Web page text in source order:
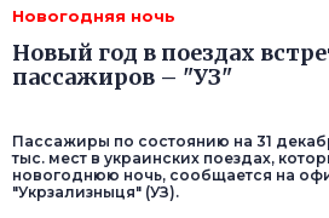
Новогодняя ночь
Новый год в поездах
пассажиров – "УЗ"
Пассажиры по состоянию на 31
тыс. мест в украинских поездах,
новогоднюю ночь, сообщается на
"Укрзализныця" (УЗ).